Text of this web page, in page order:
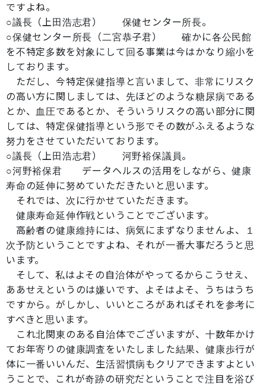
ですよね。
○議長（上田浩志君） 保健センター所長。
○保健センター所長（二宮恭子君） 確かに各公民館
を不特定多数を対象にして回る事業は今はかなり縮小を
しております。
ただし、今特定保健指導と言いまして、非常にリスク
の高い方に関しましては、先ほどのような糖尿病である
とか、血圧であるとか、そういうリスクの高い部分に関
しては、特定保健指導という形でその数がふえるような
努力をさせていただいております。
○議長（上田浩志君） 河野裕保議員。
○河野裕保君 データヘルスの活用をしながら、健康
寿命の延伸に努めていただきたいと思います。
それでは、次に行かせていただきます。
健康寿命延伸作戦ということでございます。
高齢者の健康維持には、病気にまずなりませんよ、１
次予防ということですよね、それが一番大事だろうと思
います。
そして、私はよその自治体がやってるからこうせえ、
ああせえというのは嫌いです、よそはよそ、うちはうち
ですから。がしかし、いいところがあればそれを参考に
すべきと思います。
これ北関東のある自治体でございますが、十数年かけ
てお年寄りの健康調査をいたしました結果、健康歩行が
体に一番いいんだ、生活習慣病もクリアできますよとい
うことで、これが奇跡の研究だということで注目を浴び